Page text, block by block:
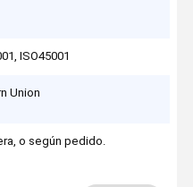
ISO45001
Union
o según pedido.